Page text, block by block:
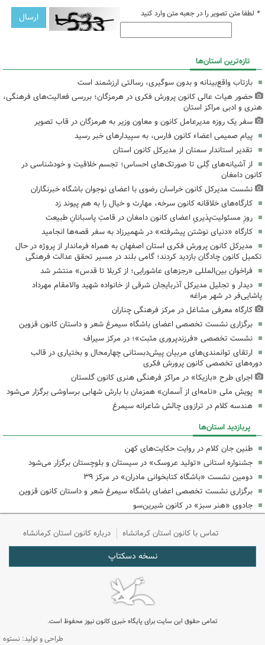
* لطفا متن تصویر را در جعبه متن وارد کنید
تازه‌ترین استان‌ها
بازتاب واقع‌بینانه و بدون سوگیری، رسالتی ارزشمند است
حضور هیات عالی کانون پرورش فکری در هرمزگان؛ بررسی فعالیت‌های فرهنگی،
هنری و ادبی مراکز استان
سفر یک روزه مدیرعامل کانون و معاون وزیر به هرمزگان در قاب تصویر
پیام صمیمی اعضاء کانون فارس، به سپیدارهای خبر رسید
تقدیر استاندار سمنان از مدیرکل کانون استان
از آشیانه‌های گِلی تا صورتک‌های احساس؛ تجسم خلاقیت و خودشناسی در
کانون دامغان
نشست مدیرکل کانون خراسان رضوی با اعضای نوجوان باشگاه خبرنگاران
کارگاه‌های خلاقانه کانون سرخه، مهارت و خیال را به هم پیوند زد
روزِ مسئولیت‌پذیریِ اعضای کانون دامغان در قامتِ پاسبانانِ طبیعت
کارگاه «دنیای نوشتن پیشرفته» در شهمیرزاد به سفر قصه‌ها انجامید
مدیرکل کانون پرورش فکری استان اصفهان به همراه فرماندار از پروژه در حال
تکمیل کانون چادگان بازدید کردند؛ گامی بلند در مسیر تحقق عدالت فرهنگی
فراخوان بین‌المللی «رجزهای عاشورایی؛ از کربلا تا قدس» منتشر شد
دیدار و تجلیل مدیرکل آذربایجان شرقی از خانواده شهید والامقام مهرداد
پاشایی‌فر در شهر مراغه
کارگاه معرفی مشاغل در مرکز فرهنگی چناران
برگزاری نشست تخصصی اعضای باشگاه سیمرغ شعر و داستان کانون قزوین
نشست تخصصی «فرزندپروری مثبت»؛ در مرکز سیراف
ارتقای توانمندی‌های مربیان پیش‌دبستانی چهارمحال و بختیاری در قالب
دوره‌های تخصصی کانون پرورش فکری
اجرای طرح «بازیکا» در مراکز فرهنگی هنری کانون گلستان
پویش ملی «نامه‌ای از آسمان» همزمان با بارش شهابی برساوشی برگزار می‌شود
هندسه کلام در ترازوی چالش شاعرانه سیمرغ
پربازدید استان‌ها
طنین جان کلام در روایت حکایت‌های کهن
جشنواره استانی «تولید عروسک» در سیستان و بلوچستان برگزار می‌شود
دومین نشست «باشگاه کتابخوانی مادران» در مرکز ۳۹
برگزاری نشست تخصصی اعضای باشگاه سیمرغ شعر و داستان کانون قزوین
جادوی «هنر سبز» در کانون شیرین‌سو
تماس با کانون استان کرمانشاه درباره کانون استان کرمانشاه
نسخه دسکتاپ
تمامی حقوق این سایت برای پایگاه خبری کانون نیوز محفوظ است.
طراحی و تولید: نستوه